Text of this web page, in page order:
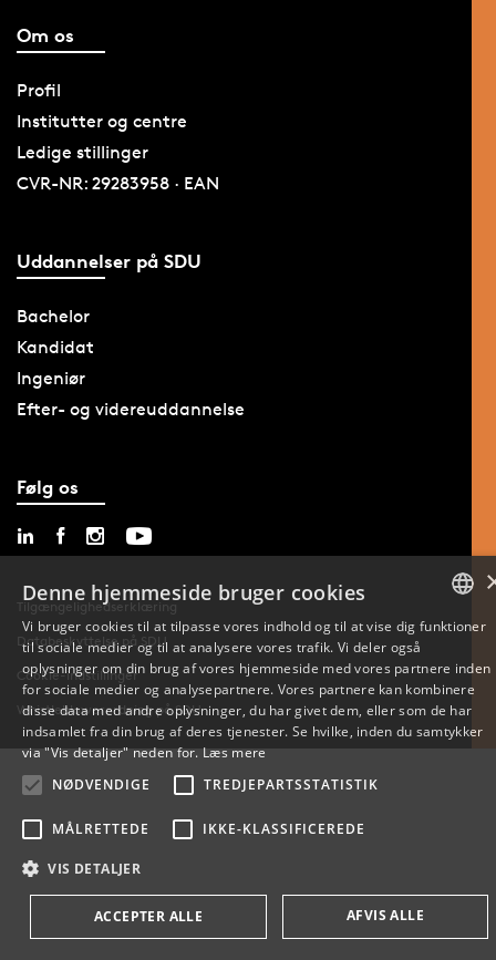
Om os
Profil
Institutter og centre
Ledige stillinger
CVR-NR: 29283958 · EAN
Uddannelser på SDU
Bachelor
Kandidat
Ingeniør
Efter- og videreuddannelse
Følg os
Tilgængelighedserklæring
Databeskyttelse på SDU
Cookie-indstillinger
Whistleblowerordning på SDU
ENGLISH
DANISH
Denne hjemmeside bruger cookies
Vi bruger cookies til at tilpasse vores indhold og til at vise dig funktioner
til sociale medier og til at analysere vores trafik. Vi deler også
oplysninger om din brug af vores hjemmeside med vores partnere inden
for sociale medier og analysepartnere. Vores partnere kan kombinere
disse data med andre oplysninger, du har givet dem, eller som de har
indsamlet fra din brug af deres tjenester. Se hvilke, inden du samtykker
via "Vis detaljer" neden for.Læs mere
NØDVENDIGE
TREDJEPARTSSTATISTIK
MÅLRETTEDE IKKE-KLASSIFICEREDE
VIS DETALJER
ACCEPTER ALLE AFVIS ALLE